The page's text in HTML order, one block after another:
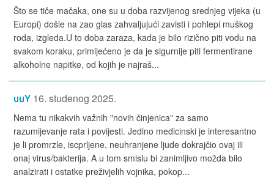
Što se tiče mačaka, one su u doba razvijenog srednjeg vijeka (u
Europi) došle na zao glas zahvaljujući zavisti i pohlepi muškog
roda, izgleda.U to doba zaraza, kada je bilo rizično piti vodu na
svakom koraku, primijećeno je da je sigurnije piti fermentirane
alkoholne napitke, od kojih je najraš...
uuY 16. studenog 2025.
Nema tu nikakvih važnih "novih činjenica" za samo
razumijevanje rata i povijesti. Jedino medicinski je interesantno
je li promrzle, iscprljene, neuhranjene ljude dokrajčio ovaj ili
onaj virus/bakterija. A u tom smislu bi zanimljivo možda bilo
analzirati i ostatke preživjelih vojnika, pokop...